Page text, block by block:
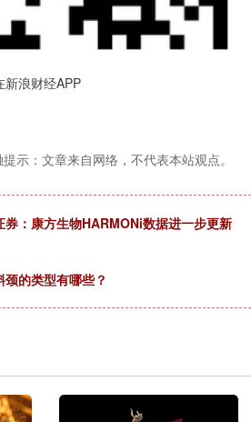
新浪财经APP
示：文章来自网络，不代表本站观点。
券：康方生物HARMONi数据进一步更新
的类型有哪些？